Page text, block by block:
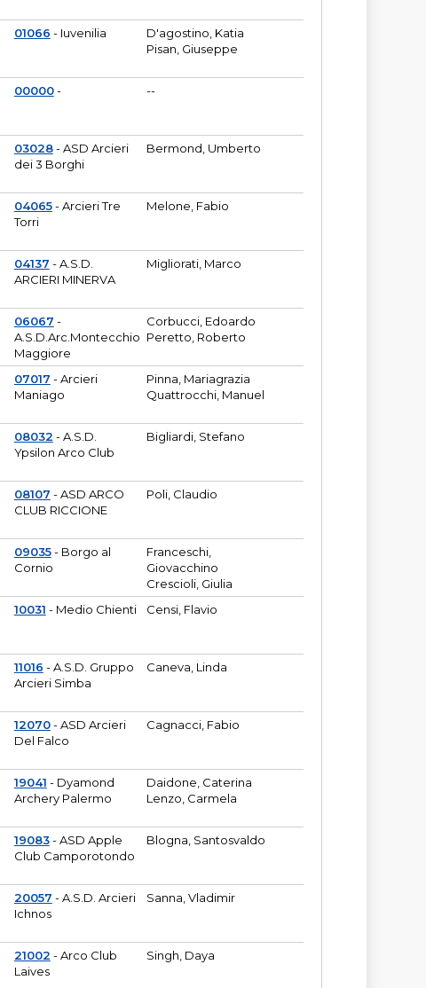
01066 - Iuvenilia
D'agostino, Katia
Pisan, Giuseppe
00000- --
03028- ASD Arcieri
dei 3 Borghi
Bermond, Umberto
04065- Arcieri Tre
Torri
Melone, Fabio
04137 - A.S.D.
ARCIERI MINERVA
Migliorati, Marco
06067 -
A.S.D.Arc.Montecchio
Maggiore
Corbucci, Edoardo
Peretto, Roberto
07017 - Arcieri
Maniago
Pinna, Mariagrazia
Quattrocchi, Manuel
08032 - A.S.D.
Ypsilon Arco Club
Bigliardi, Stefano
08107 - ASD ARCO
CLUB RICCIONE
Poli, Claudio
09035- Borgo al
Cornio
Franceschi,
Giovacchino
Crescioli, Giulia
10031 - Medio Chienti Censi, Flavio
11016 - A.S.D. Gruppo
Arcieri Simba
Caneva, Linda
12070- ASD Arcieri
Del Falco
Cagnacci, Fabio
19041 - Dyamond
Archery Palermo
Daidone, Caterina
Lenzo, Carmela
19083- ASD Apple
Club Camporotondo
Blogna, Santosvaldo
20057 - A.S.D. Arcieri
Ichnos
Sanna, Vladimir
21002 - Arco Club
Laives
Singh, Daya